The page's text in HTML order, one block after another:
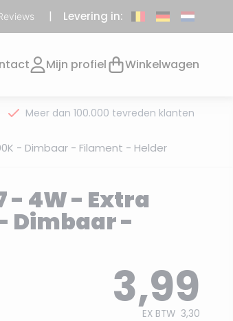
Levering in:
Mijn profiel Winkelwagen
Meer dan 100.000 tevreden klanten
- Dimbaar - Filament - Helder
- 4W - Extra
Dimbaar -
3,99
EX BTW 3,30